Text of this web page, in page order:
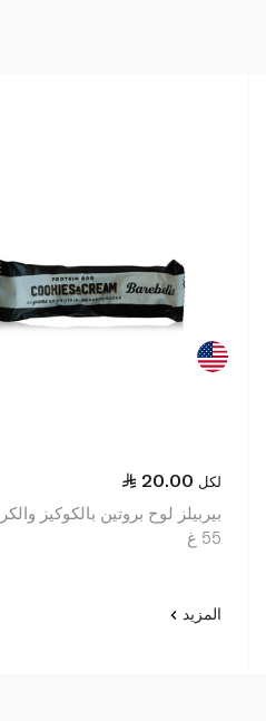
20.00 لكل
بيربيلز لوح بروتين بالكوكيز
55 غ
المزيد